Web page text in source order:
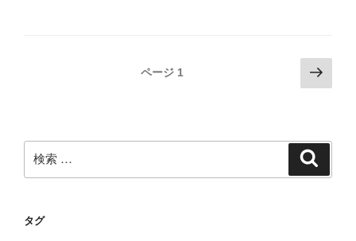
ゲ
ー
ョ
ページ 1
次
の
ジ
検
索:
タグ